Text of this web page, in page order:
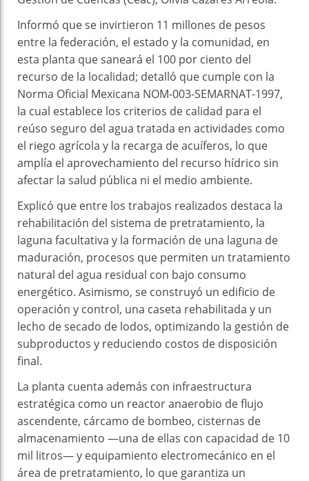
Informó que se invirtieron 11 millones de pesos
entre la federación, el estado y la comunidad, en
esta planta que saneará el 100 por ciento del
recurso de la localidad; detalló que cumple con la
Norma Oficial Mexicana NOM-003-SEMARNAT-1997,
la cual establece los criterios de calidad para el
reúso seguro del agua tratada en actividades como
el riego agrícola y la recarga de acuíferos, lo que
amplía el aprovechamiento del recurso hídrico sin
afectar la salud pública ni el medio ambiente.
Explicó que entre los trabajos realizados destaca la
rehabilitación del sistema de pretratamiento, la
laguna facultativa y la formación de una laguna de
maduración, procesos que permiten un tratamiento
natural del agua residual con bajo consumo
energético. Asimismo, se construyó un edificio de
operación y control, una caseta rehabilitada y un
lecho de secado de lodos, optimizando la gestión de
subproductos y reduciendo costos de disposición
final.
La planta cuenta además con infraestructura
estratégica como un reactor anaerobio de flujo
ascendente, cárcamo de bombeo, cisternas de
almacenamiento —una de ellas con capacidad de 10
mil litros— y equipamiento electromecánico en el
área de pretratamiento, lo que garantiza un